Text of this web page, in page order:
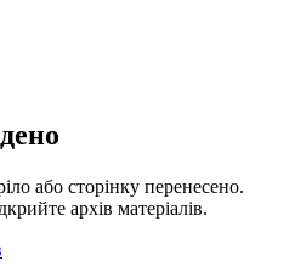
або сторінку перенесено.
архів матеріалів.